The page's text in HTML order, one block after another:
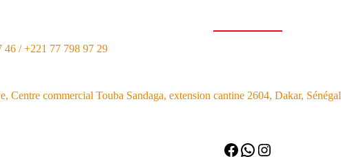
46 / +221 77 798 97 29
Centre commercial Touba Sandaga, extension cantine 2604, Dakar, Sénégal
Facebook
WhatsApp
Instagram